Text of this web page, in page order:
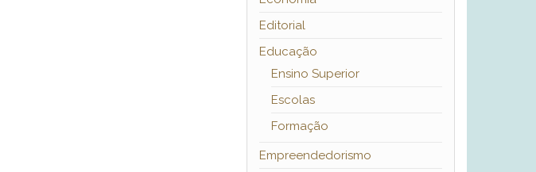
Editorial
Educação
Ensino Superior
Escolas
Formação
Empreendedorismo